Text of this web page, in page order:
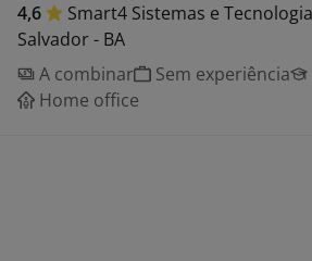
4,6 Smart4 Sistemas e Tecnologia
Salvador - BA
A combinar
Sem experiência
Home office